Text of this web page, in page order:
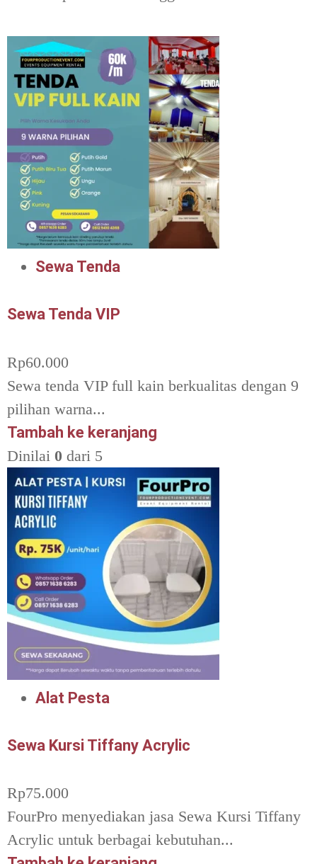
Sewa Tenda
Sewa Tenda VIP
Rp60.000
Sewa tenda VIP full kain berkualitas dengan 9
pilihan warna...
Tambah ke keranjang
Dinilai 0 dari 5
Alat Pesta
Sewa Kursi Tiffany Acrylic
Rp75.000
FourPro menyediakan jasa Sewa Kursi Tiffany
Acrylic untuk berbagai kebutuhan...